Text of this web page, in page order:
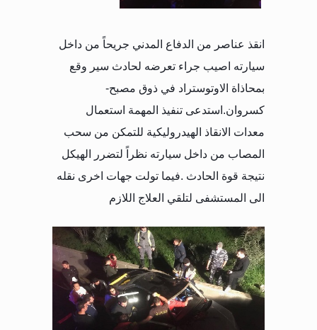
انقذ عناصر من الدفاع المدني جريحاً من داخل
سيارته اصيب جراء تعرضه لحادث سير وقع
بمحاذاة الاوتوستراد في ذوق مصبح-
كسروان.استدعى تنفيذ المهمة استعمال
معدات الانقاذ الهيدروليكية للتمكن من سحب
المصاب من داخل سيارته نظراً لتضرر الهيكل
نتيجة قوة الحادث .فيما تولت جهات اخرى نقله
الى المستشفى لتلقي العلاج اللازم